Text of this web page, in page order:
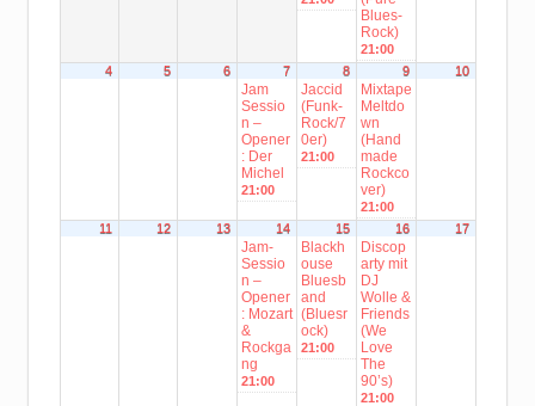
Blues-
Rock)
21:00
4 5 6 7
Jam
Sessio
n –
Opener
: Der
Michel
21:00
8
Jaccid
(Funk-
Rock/7
0er)
21:00
9
Mixtape
Meltdo
wn
(Hand
made
Rockco
ver)
21:00
10
11 12 13 14
Jam-
Sessio
n –
Opener
: Mozart
&
Rockga
ng
21:00
15
Blackh
ouse
Bluesb
and
(Bluesr
ock)
21:00
16
Discop
arty mit
DJ
Wolle &
Friends
(We
Love
The
90’s)
21:00
17